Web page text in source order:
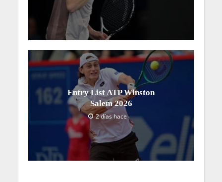
Entry List ATP Winston
Salem 2026
2 días hace